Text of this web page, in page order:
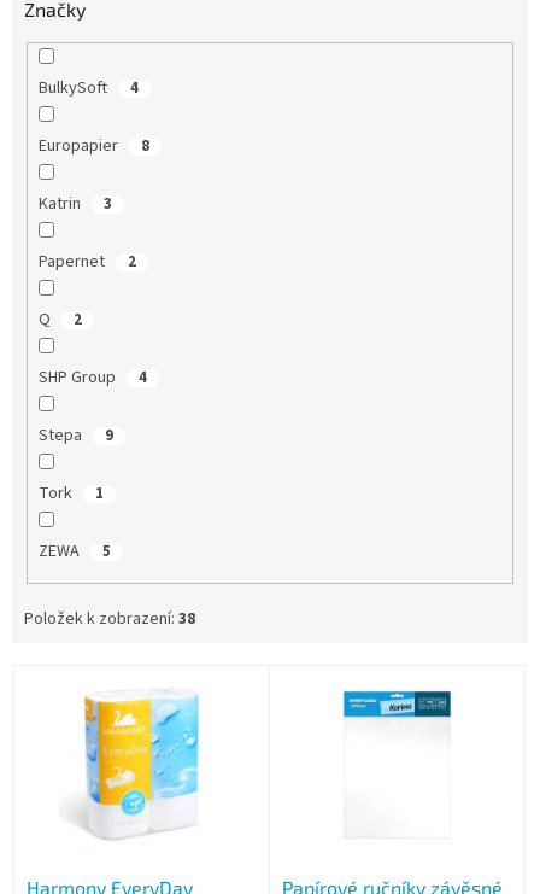
Značky
BulkySoft 4
Europapier 8
Katrin 3
Papernet 2
Q 2
SHP Group 4
Stepa 9
Tork 1
ZEWA 5
Položek k zobrazení: 38
Harmony EveryDay Papírové ručníky závěsné